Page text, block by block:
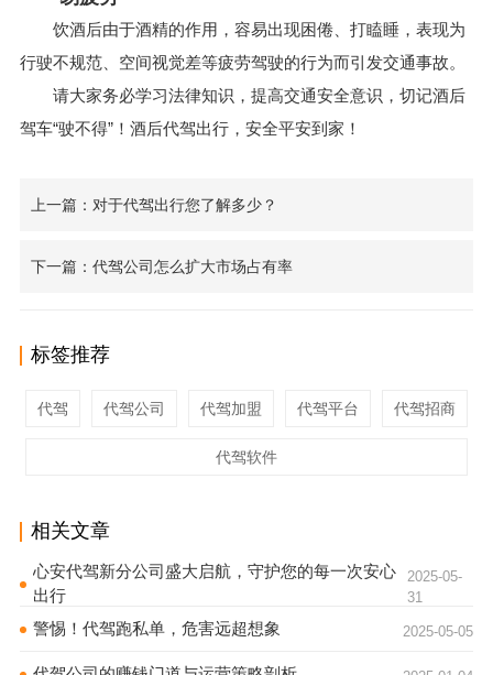
饮酒后由于酒精的作用，容易出现困倦、打瞌睡，表现为
行驶不规范、空间视觉差等疲劳驾驶的行为而引发交通事故。
请大家务必学习法律知识，提高交通安全意识，切记酒后
驾车“驶不得”！酒后代驾出行，安全平安到家！
上一篇：对于代驾出行您了解多少？
下一篇：代驾公司怎么扩大市场占有率
标签推荐
代驾 代驾公司 代驾加盟 代驾平台 代驾招商
代驾软件
相关文章
心安代驾新分公司盛大启航，守护您的每一次安心
出行
2025-05-
31
警惕！代驾跑私单，危害远超想象 2025-05-05